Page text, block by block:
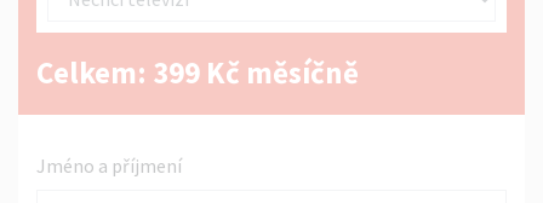
Celkem: 399 Kč měsíčně
Jméno a příjmení